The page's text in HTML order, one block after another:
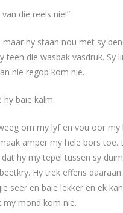
die reels nie!”
maar hy staan nou met sy
teen die wasbak vasdruk. Sy
nie regop kom nie.
hy baie kalm.
om my lyf en vou oor my
amper my hele bors toe.
hy my tepel tussen sy
Hy trek effens
seer en baie lekker en ek
my mond kom nie.